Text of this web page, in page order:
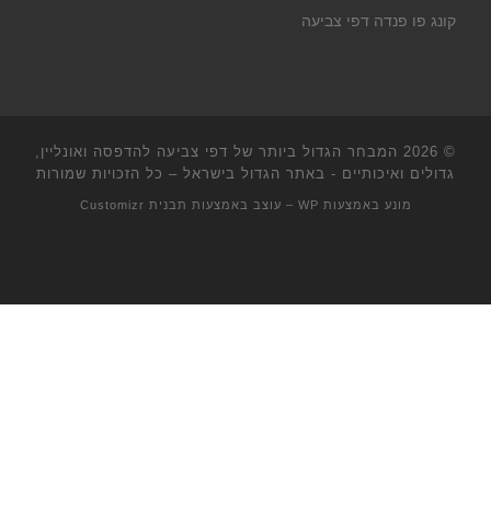
קונג פו פנדה דפי צביעה
© 2026
המבחר הגדול ביותר של דפי צביעה להדפסה ואונליין,
גדולים ואיכותיים - באתר הגדול בישראל – כל הזכויות שמורות
מונע באמצעות WP – עוצב באמצעות תבנית Customizr